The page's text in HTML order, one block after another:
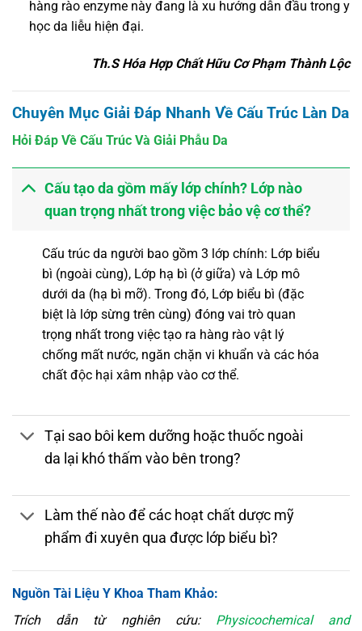
hàng rào enzyme này đang là xu hướng dẫn đầu trong y
học da liễu hiện đại.
Th.S Hóa Hợp Chất Hữu Cơ Phạm Thành Lộc
Chuyên Mục Giải Đáp Nhanh Về Cấu Trúc Làn Da
Hỏi Đáp Về Cấu Trúc Và Giải Phẫu Da
Cấu tạo da gồm mấy lớp chính? Lớp nào
quan trọng nhất trong việc bảo vệ cơ thể?
Cấu trúc da người bao gồm 3 lớp chính: Lớp biểu
bì (ngoài cùng), Lớp hạ bì (ở giữa) và Lớp mô
dưới da (hạ bì mỡ). Trong đó, Lớp biểu bì (đặc
biệt là lớp sừng trên cùng) đóng vai trò quan
trọng nhất trong việc tạo ra hàng rào vật lý
chống mất nước, ngăn chặn vi khuẩn và các hóa
chất độc hại xâm nhập vào cơ thể.
Tại sao bôi kem dưỡng hoặc thuốc ngoài
da lại khó thấm vào bên trong?
Làm thế nào để các hoạt chất dược mỹ
phẩm đi xuyên qua được lớp biểu bì?
Nguồn Tài Liệu Y Khoa Tham Khảo:
Trích dẫn từ nghiên cứu: Physicochemical and